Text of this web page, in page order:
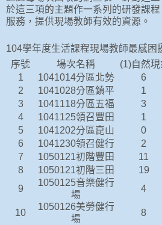
於這三項的主題作一系列的研發課
服務，提供現場教師有效的資源。
104學年度生活課程現場教師最感困
序號
場次名稱 (1)自然現
1
1041014分區北勢 6
2
1041028分區鎮平 1
3
1041118分區五福 3
4
1041125領召豐田 1
5
1041202分區崑山 0
6
1041230領召健行 2
7
1050121初階豐田 11
8
1050121初階三田 19
9
1050125音樂健行
場
4
10
1050126美勞健行
場
8